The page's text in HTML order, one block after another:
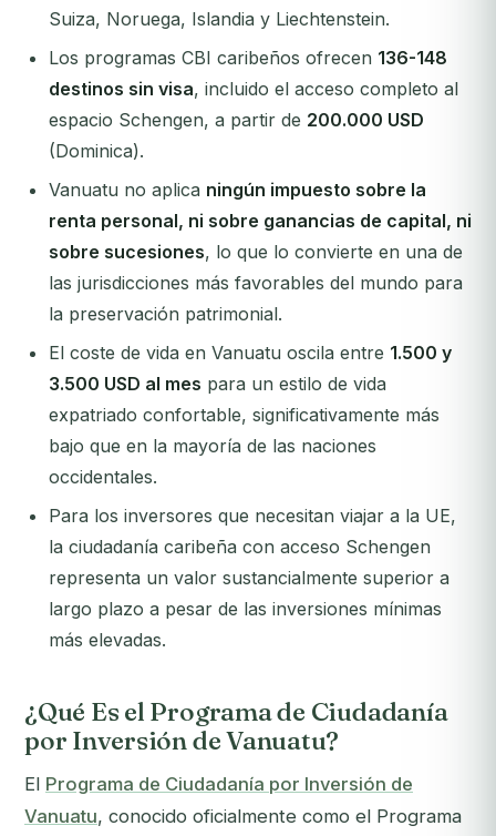
Suiza, Noruega, Islandia y Liechtenstein.
Los programas CBI caribeños ofrecen 136-148
destinos sin visa, incluido el acceso completo al
espacio Schengen, a partir de 200.000 USD
(Dominica).
Vanuatu no aplica ningún impuesto sobre la
renta personal, ni sobre ganancias de capital, ni
sobre sucesiones, lo que lo convierte en una de
las jurisdicciones más favorables del mundo para
la preservación patrimonial.
El coste de vida en Vanuatu oscila entre 1.500 y
3.500 USD al mes para un estilo de vida
expatriado confortable, significativamente más
bajo que en la mayoría de las naciones
occidentales.
Para los inversores que necesitan viajar a la UE,
la ciudadanía caribeña con acceso Schengen
representa un valor sustancialmente superior a
largo plazo a pesar de las inversiones mínimas
más elevadas.
¿Qué Es el Programa de Ciudadanía
por Inversión de Vanuatu?
El Programa de Ciudadanía por Inversión de
Vanuatu, conocido oficialmente como el Programa